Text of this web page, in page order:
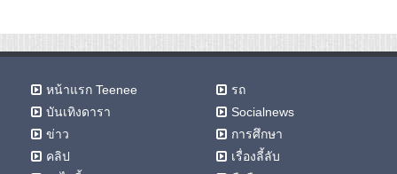
หน้าแรก Teenee
บันเทิงดารา
ข่าว
คลิป
รถ
Socialnews
การศึกษา
เรื่องลี้ลับ